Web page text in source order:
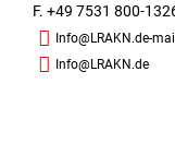
F. +49 7531 800-
Info@LRAKN.de-
Info@LRAKN.de